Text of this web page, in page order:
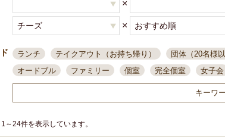
×
×
ランチ テイクアウト（お持ち帰り） 団体（20名様以
オードブル
ファミリー 個室 完全個室 女子会
一人飲み
接待・会食
ちょい飲み コスパ最高 肉料理
結婚式二次会
朝まで営業
キーワ
24件を表示しています。